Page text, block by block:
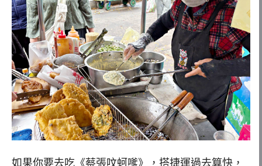
如果你要去吃《蔡張呅蚵嗲》，搭捷運過去算快，